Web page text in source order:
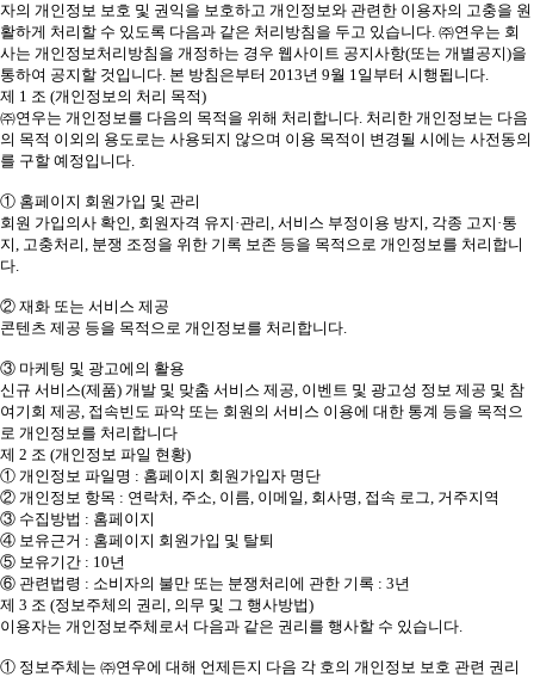
자의 개인정보 보호 및 권익을 보호하고 개인정보와 관련한 이용자의 고충을 원
활하게 처리할 수 있도록 다음과 같은 처리방침을 두고 있습니다. ㈜연우는 회
사는 개인정보처리방침을 개정하는 경우 웹사이트 공지사항(또는 개별공지)을
통하여 공지할 것입니다. 본 방침은부터 2013년 9월 1일부터 시행됩니다.
제 1 조 (개인정보의 처리 목적)
㈜연우는 개인정보를 다음의 목적을 위해 처리합니다. 처리한 개인정보는 다음
의 목적 이외의 용도로는 사용되지 않으며 이용 목적이 변경될 시에는 사전동의
를 구할 예정입니다.
① 홈페이지 회원가입 및 관리
회원 가입의사 확인, 회원자격 유지·관리, 서비스 부정이용 방지, 각종 고지·통
지, 고충처리, 분쟁 조정을 위한 기록 보존 등을 목적으로 개인정보를 처리합니
다.
② 재화 또는 서비스 제공
콘텐츠 제공 등을 목적으로 개인정보를 처리합니다.
③ 마케팅 및 광고에의 활용
신규 서비스(제품) 개발 및 맞춤 서비스 제공, 이벤트 및 광고성 정보 제공 및 참
여기회 제공, 접속빈도 파악 또는 회원의 서비스 이용에 대한 통계 등을 목적으
로 개인정보를 처리합니다
제 2 조 (개인정보 파일 현황)
① 개인정보 파일명 : 홈페이지 회원가입자 명단
② 개인정보 항목 : 연락처, 주소, 이름, 이메일, 회사명, 접속 로그, 거주지역
③ 수집방법 : 홈페이지
④ 보유근거 : 홈페이지 회원가입 및 탈퇴
⑤ 보유기간 : 10년
⑥ 관련법령 : 소비자의 불만 또는 분쟁처리에 관한 기록 : 3년
제 3 조 (정보주체의 권리, 의무 및 그 행사방법)
이용자는 개인정보주체로서 다음과 같은 권리를 행사할 수 있습니다.
① 정보주체는 ㈜연우에 대해 언제든지 다음 각 호의 개인정보 보호 관련 권리